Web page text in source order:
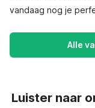
vandaag nog je
Alle
Luister naar